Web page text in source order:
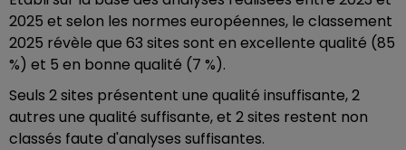
2025 et selon les normes européennes, le classement
2025 révèle que 63 sites sont en excellente qualité (85
%) et 5 en bonne qualité (7 %).
Seuls 2 sites présentent une qualité insuffisante, 2
autres une qualité suffisante, et 2 sites restent non
classés faute d'analyses suffisantes.